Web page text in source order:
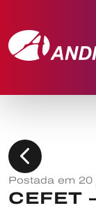
chevron_left
Postada em 20
CEFET